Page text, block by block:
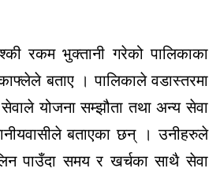
रकम भुक्तानी गरेको पालिकाका
बताए । पालिकाले वडास्तरमा
योजना सम्झौता तथा अन्य सेवा
बताएका छन् । उनीहरुले
पाउँदा समय र खर्चका साथै सेवा